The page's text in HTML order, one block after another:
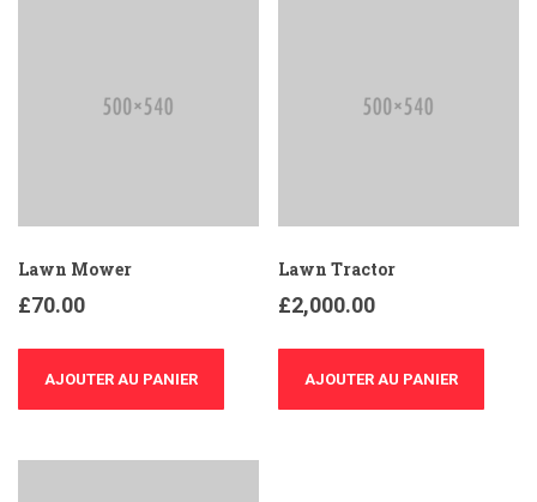
Lawn Mower
£70.00
AJOUTER AU PANIER
Lawn Tractor
£2,000.00
AJOUTER AU PANIER